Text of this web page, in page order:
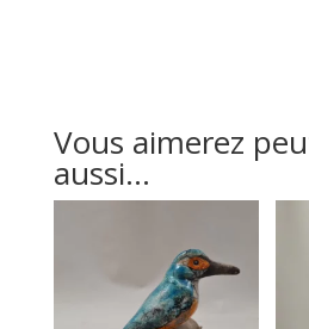
Vous aimerez
aussi…